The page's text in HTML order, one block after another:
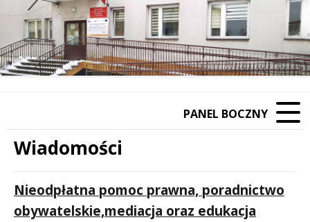
PANEL BOCZNY
Wiadomości
Treść
Nieodpłatna pomoc prawna, poradnictwo
obywatelskie,mediacja oraz edukacja